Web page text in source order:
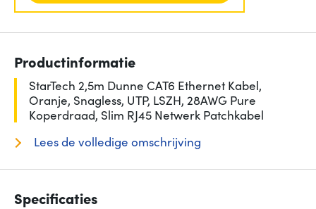
Productinformatie
StarTech 2,5m Dunne CAT6 Ethernet Kabel,
Oranje, Snagless, UTP, LSZH, 28AWG Pure
Koperdraad, Slim RJ45 Netwerk Patchkabel
Lees de volledige omschrijving
Specificaties